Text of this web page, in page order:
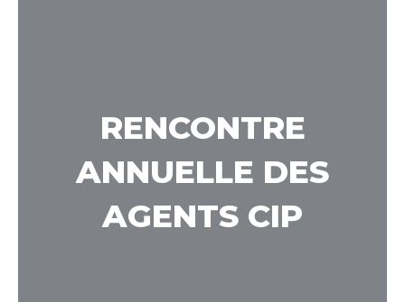
RENCONTRE
ANNUELLE DES
AGENTS CIP